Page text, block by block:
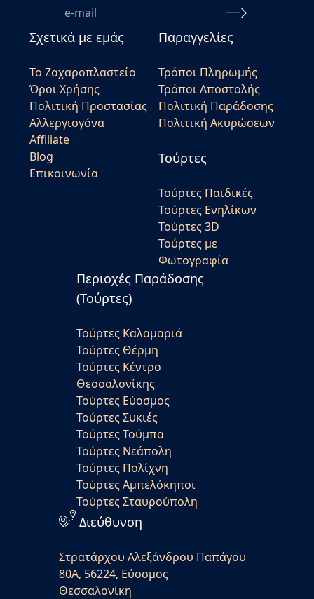
Σχετικά με εμάς
Το Ζαχαροπλαστείο
Όροι Χρήσης
Πολιτική Προστασίας
Αλλεργιογόνα
Affiliate
Blog
Επικοινωνία
Παραγγελίες
Τρόποι Πληρωμής
Τρόποι Αποστολής
Πολιτική Παράδοσης
Πολιτική Ακυρώσεων
Τούρτες
Τούρτες Παιδικές
Τούρτες Ενηλίκων
Τούρτες 3D
Τούρτες με
Φωτογραφία
Περιοχές Παράδοσης
(Τούρτες)
Τούρτες Καλαμαριά
Τούρτες Θέρμη
Τούρτες Κέντρο
Θεσσαλονίκης
Τούρτες Εύοσμος
Τούρτες Συκιές
Τούρτες Τούμπα
Τούρτες Νεάπολη
Τούρτες Πολίχνη
Τούρτες Αμπελόκηποι
Τούρτες Σταυρούπολη
Διεύθυνση
Στρατάρχου Αλεξάνδρου Παπάγου
80Α, 56224, Εύοσμος
Θεσσαλονίκη